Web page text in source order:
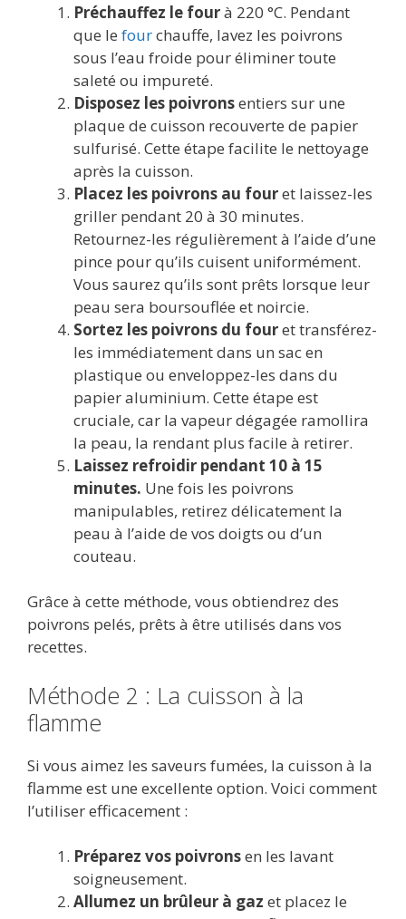
Préchauffez le fourà 220 °C. Pendant
que le fourchauffe, lavez les poivrons
sous l’eau froide pour éliminer toute
saleté ou impureté.
Disposez les poivronsentiers sur une
plaque de cuisson recouverte de papier
sulfurisé. Cette étape facilite le nettoyage
après la cuisson.
Placez les poivrons au fouret laissez-les
griller pendant 20 à 30 minutes.
Retournez-les régulièrement à l’aide d’une
pince pour qu’ils cuisent uniformément.
Vous saurez qu’ils sont prêts lorsque leur
peau sera boursouflée et noircie.
Sortez les poivrons du fouret transférez-
les immédiatement dans un sac en
plastique ou enveloppez-les dans du
papier aluminium. Cette étape est
cruciale, car la vapeur dégagée ramollira
la peau, la rendant plus facile à retirer.
Laissez refroidir pendant 10 à 15
minutes. Une fois les poivrons
manipulables, retirez délicatement la
peau à l’aide de vos doigts ou d’un
couteau.
Grâce à cette méthode, vous obtiendrez des
poivrons pelés, prêts à être utilisés dans vos
recettes.
Méthode 2 : La cuisson à la
flamme
Si vous aimez les saveurs fumées, la cuisson à la
flamme est une excellente option. Voici comment
l’utiliser efficacement :
Préparez vos poivronsen les lavant
soigneusement.
Allumez un brûleur à gaz et placez le